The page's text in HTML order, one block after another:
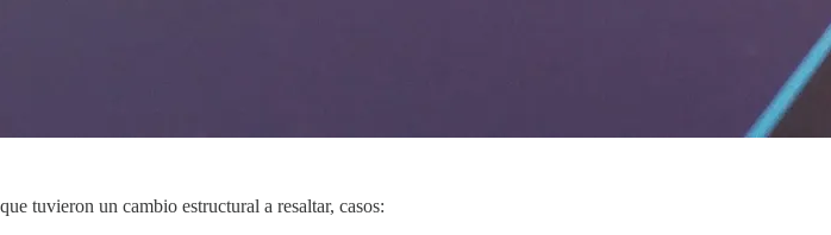
tuvieron un cambio estructural a resaltar, casos: